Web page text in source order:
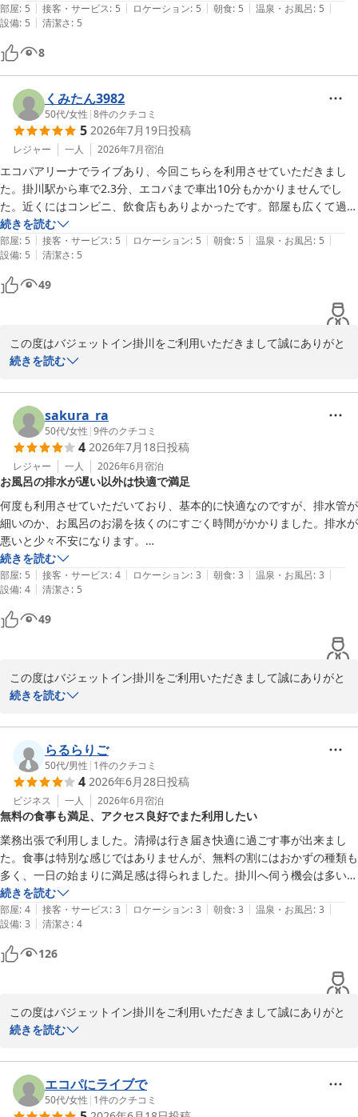
のお得感です(^o^)
部屋: 5 | 接客・サービス: 5 | ロケーション: 5 | 朝食: 5 | 温泉・お風呂: 5 |
設備: 5 | 清潔さ: 5
8
くみたん3982
50代/女性 |8件のクチコミ
5 2026年7月19日投稿
レジャー 一人 2026年7月宿泊
エコパアリーナでライブあり、今回こちらを利用させていただきまし
た。掛川駅から車で2.3分、エコパまで車出10分もかかりませんでし
た。近くにはコンビニ、飲食店もありよかったです。部屋も広くて過ご
しやすかったです。朝ごはん会場も混雑なく食べれました。スタッフの
対応もよかったです。
続きを読む
部屋: 5 | 接客・サービス: 5 | ロケーション: 5 | 朝食: 5 | 温泉・お風呂: 5 |
設備: 5 | 清潔さ: 5
49
この度はバジェットイン掛川をご利用いただきまして誠にありがと
うございます。
当ホテルは、JR新幹線掛川駅より車3分、徒歩約12分、東名高速掛
川ICより車１分、エコパ・つま恋、車で10分という立地ですので、
イベントの拠点として快適にお過ごしいただけたようで何よりで
す。
また、お部屋や朝食会場の混雑状況、周辺環境に関しましてもご満
足いただけたご様子を伺い、大変嬉しく存じます。スタッフの対応
につきましてもお褒めのお言葉をいただき、心より感謝申し上げま
す。
また掛川方面へお越しの際は、ぜひ当ホテルをご利用ください。
またのお越しをスタッフ一同お待ちしております。
お忙しい中、ご投稿いただきありがとうございます。
バジェットイン掛川
続きを読む
sakura_ra
50代/女性 |9件のクチコミ
4 2026年7月18日投稿
レジャー 一人 2026年6月宿泊
お風呂の排水が遅い以外は快適で満足
何度も利用させていただいており、基本的に快適なのですが、排水管が
細いのか、お風呂のお湯を抜くのにすごく時間がかかりました。排水が
悪いと少々不安になります。
それ以外は問題ないです。ベッドも広くて大の字で寝られるし、窓側の
端から端まで机になっているところもとても良いです。
続きを読む
部屋: 5 | 接客・サービス: 4 | ロケーション: 3 | 朝食: 3 | 温泉・お風呂: 3 |
設備: 4 | 清潔さ: 5
49
この度はバジェットイン掛川をご利用いただきまして誠にありがと
うございます。
御礼申し上げます。
快適にお過ごしいただけたとのこと、特にベッドやデスクの使い勝
手についてお褒めの言葉をいただき、大変嬉しく存じます。
一方で、お風呂の排水に関しましてご不便をおかけし、誠に申し訳
ございません。排水の状況につきましては、早急に確認を行い、今
後のメンテナンスの参考にさせていただきます。
お客様に安心してご利用いただけるよう、設備の維持・管理に努め
てまいります。貴重なご意見をいただき、ありがとうございまし
た。
またのお越しを心よりお待ちしております。
お忙しい中、ご投稿いただきありがとうございます。
バジェットイン掛川
バジェットイン掛川
続きを読む
らるらりご
50代/男性 | 1件のクチコミ
4 2026年6月28日投稿
ビジネス 一人 2026年6月宿泊
無料の食事も満足、アクセス良好でまた利用したい
業務出張で利用しました。清掃は行き届き快適に過ごす事が出来まし
た。食事は特別な感じではありませんが、無料の割にはおかずの種類も
多く、一日の始まりに満足感は得られました。掛川へ伺う機会は多いの
でまた利用したいと思います。インターからも近いのでアクセスも良か
ったです。
続きを読む
部屋: 4 | 接客・サービス: 3 | ロケーション: 3 | 朝食: 3 | 温泉・お風呂: 3 |
設備: 3 | 清潔さ: 4
126
この度はバジェットイン掛川をご利用いただきまして誠にありがと
うございます。
思います。
当ホテルの無料朝食につきましてもご満足いただけたご様子で、光
栄でございます。また、当ホテルは東名高速掛川ICより車１分と、
続きを読む
エコパにライブで
50代/女性 | 1件のクチコミ